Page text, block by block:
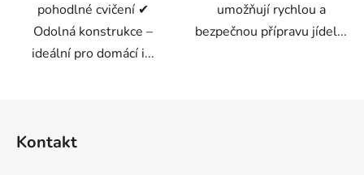
pohodlné cvičení ✔
Odolná konstrukce –
ideální pro domácí i...
umožňují rychlou a
bezpečnou přípravu jídel...
Kontakt